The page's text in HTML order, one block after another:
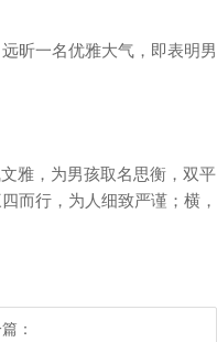
昕一名优雅大气，即表明男
雅，为男孩取名思衡，双平
而行，为人细致严谨；横，
：